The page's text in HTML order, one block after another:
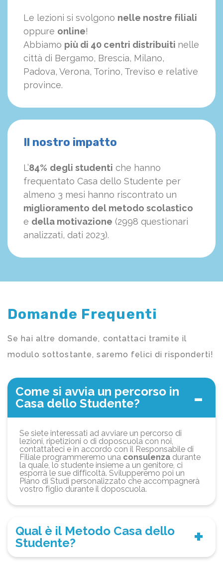
Le lezioni si svolgono nelle nostre filiali
oppure online!
Abbiamo più di 40 centri distribuiti nelle
città di Bergamo, Brescia, Milano,
Padova, Verona, Torino, Treviso e relative
province.
Il nostro impatto
L’84% degli studenti che hanno
frequentato Casa dello Studente per
almeno 3 mesi hanno riscontrato un
miglioramento del metodo scolastico
e della motivazione (2998 questionari
analizzati, dati 2023).
Domande Frequenti
Se hai altre domande, contattaci tramite il
modulo sottostante, saremo felici di risponderti!
Come si avvia un percorso in
Casa dello Studente?
Se siete interessati ad avviare un percorso di
lezioni, ripetizioni o di doposcuola con noi,
contattateci e in accordo con il Responsabile di
Filiale programmeremo una consulenza durante
la quale, lo studente insieme a un genitore, ci
esporrà le sue difficoltà. Svilupperemo poi un
Piano di Studi personalizzato che accompagnerà
vostro figlio durante il doposcuola.
Qual è il Metodo Casa dello
Studente?